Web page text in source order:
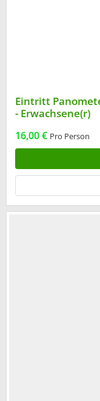
Eintritt
- Erwachsene(r)
16,00 € Pro Person